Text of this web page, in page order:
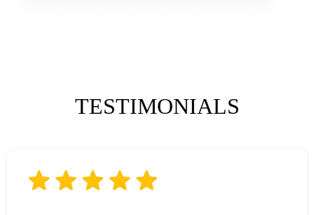
TESTIMONIALS